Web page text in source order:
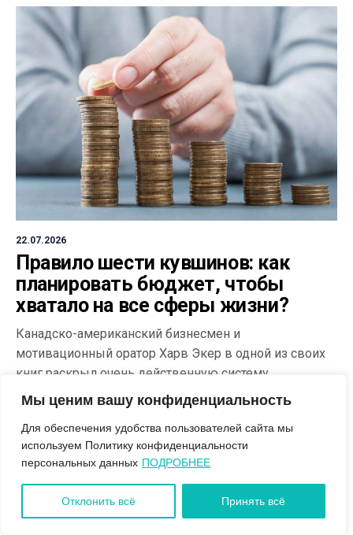
Мы ценим вашу конфиденциальность
Для обеспечения удобства пользователей сайта мы
используем Политику конфиденциальности
персональных данных ПОДРОБНЕЕ
Отклонить всё Принять всё
22.07.2026
Правило шести кувшинов: как
планировать бюджет, чтобы
хватало на все сферы жизни?
Канадско-американский бизнесмен и
мотивационный оратор Харв Экер в одной из своих
книг раскрыл очень действенную систему
управления капиталом – «правило шести кувшинов».
Суть составления бюджета проста – распределение
всех доходов нужно вести по шести категориям,
каждая из которых направлена на определенную
статью расходов. Итак, о каких же «кувшинах» идет